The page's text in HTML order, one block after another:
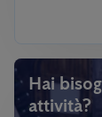
Hai
attività?